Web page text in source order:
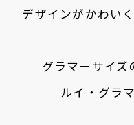
デザインがかわい
グラマーサイズ
ルイ・グラ